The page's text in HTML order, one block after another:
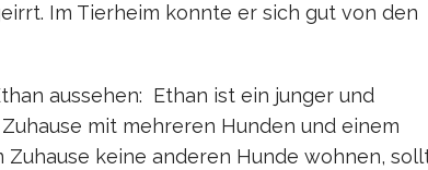
Im Tierheim konnte er sich gut von den
aussehen: Ethan ist ein junger und
mit mehreren Hunden und einem
keine anderen Hunde wohnen,